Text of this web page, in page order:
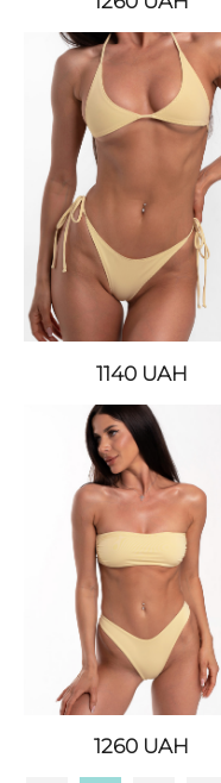
1140 UAH
1260 UAH